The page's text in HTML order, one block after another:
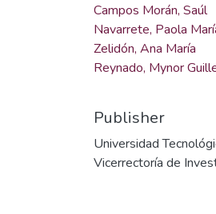
Campos Morán, Saúl
Navarrete, Paola
Zelidón, Ana María
Reynado, Mynor
Publisher
Universidad
Vicerrectoría de